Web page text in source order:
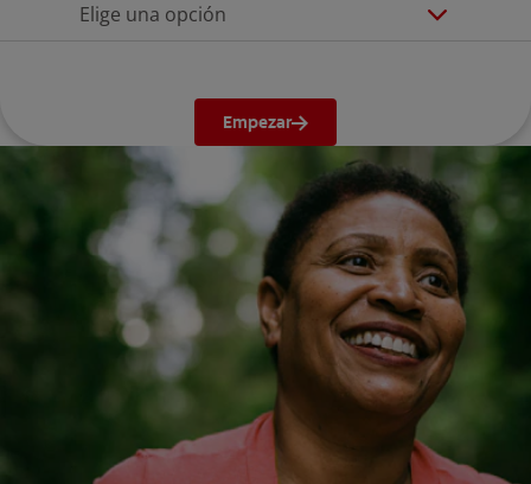
Elige una opción
Empezar